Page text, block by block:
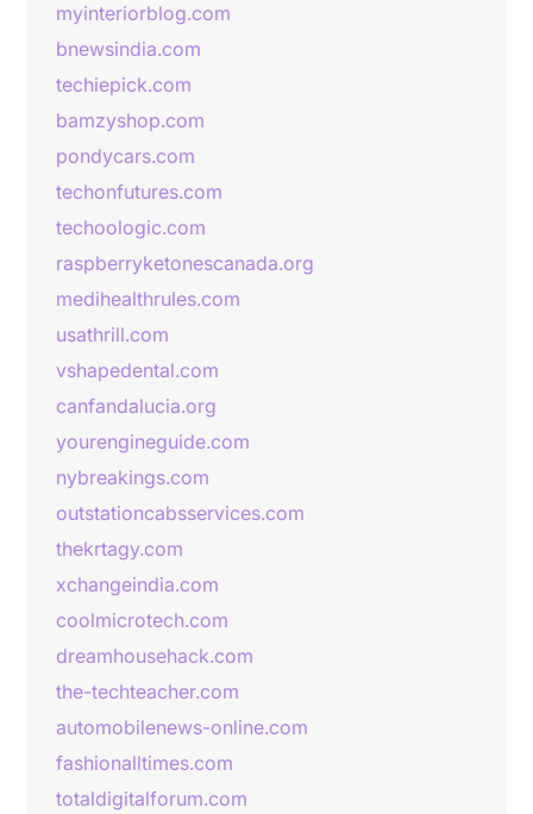
myinteriorblog.com
bnewsindia.com
techiepick.com
bamzyshop.com
pondycars.com
techonfutures.com
techoologic.com
raspberryketonescanada.org
medihealthrules.com
usathrill.com
vshapedental.com
canfandalucia.org
yourengineguide.com
nybreakings.com
outstationcabsservices.com
thekrtagy.com
xchangeindia.com
coolmicrotech.com
dreamhousehack.com
the-techteacher.com
automobilenews-online.com
fashionalltimes.com
totaldigitalforum.com